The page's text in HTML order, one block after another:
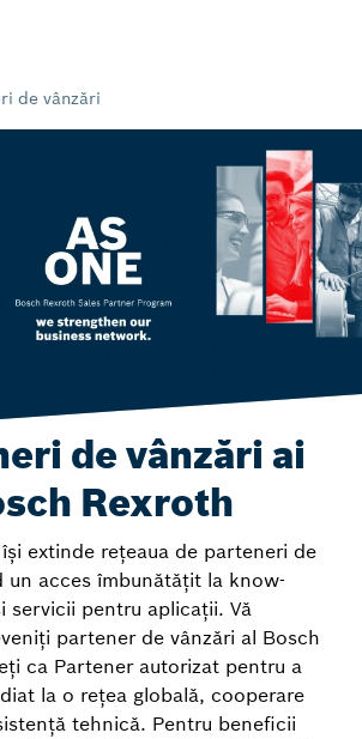
de vânzări
de vânzări ai
Rexroth
extinde rețeaua de parteneri de
un acces îmbunătățit la know-
servicii pentru aplicații. Vă
partener de vânzări al Bosch
ca Partener autorizat pentru a
la o rețea globală, cooperare
tehnică. Pentru beneficii